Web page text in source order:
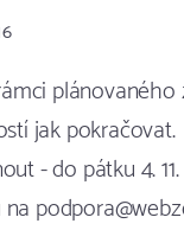
jak pokračovat.
- do pátku 4.